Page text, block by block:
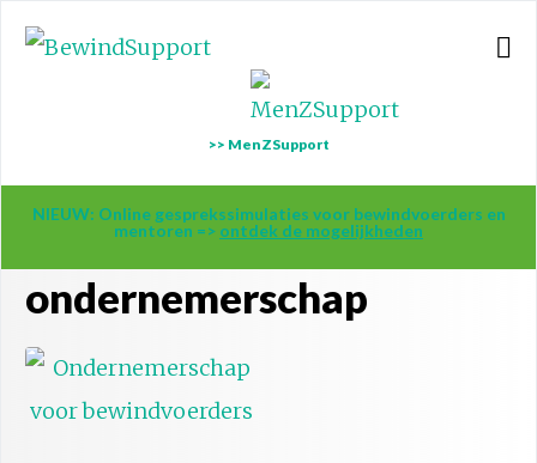
>> MenZSupport
NIEUW: Online gesprekssimulaties voor bewindvoerders en
mentoren => ontdek de mogelijkheden
ondernemerschap